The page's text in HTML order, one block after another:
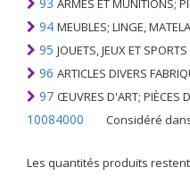
ARMES ET MUNITIONS;
94 MEUBLES; LINGE, MATELAS, SUPPORTS DE MATELAS, COUSSINS ET AMEUBLEMENT SIMILAIRE FARCI;
95 JOUETS, JEUX ET SPORTS
96 ARTICLES DIVERS
97 ŒUVRES D'ART; PIÈCES
10084000 Considéré dans les pays riches comme une "céréale
Les quantités produits restent modestes, mais cette plante présente malgré tout de nombreuses qualités. Elle est utilisé dans l'alimentation